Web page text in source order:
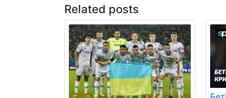
Related posts